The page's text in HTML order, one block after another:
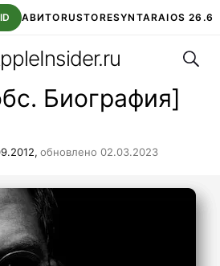
АВИТОRUSTORESYNTARAIOS 26.6
ROBLOXВТБ ОНЛАЙН
Биография]
обновлено 02.03.2023